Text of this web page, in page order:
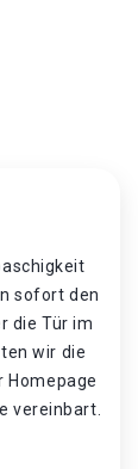
sofort den
die Tür im
wir die
Homepage
vereinbart.